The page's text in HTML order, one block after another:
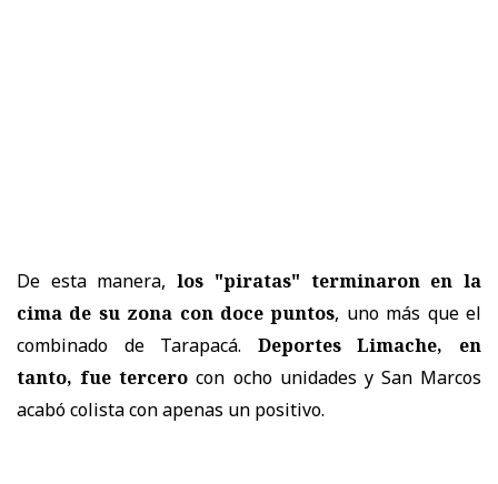
De esta manera,los "piratas" terminaron en la
cima de su zona con doce puntos, uno más que el
combinado de Tarapacá. Deportes Limache, en
tanto, fue tercero con ocho unidades y San Marcos
acabó colista con apenas un positivo.